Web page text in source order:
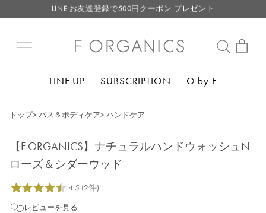
LINE お友達登録で500円クーポン プレゼント
【重要】F ORGANICS Websiteの統合に関するお知らせ
【重要】お盆期間中のお問い合わせと商品配送に関しまして
LINE お友達登録で500円クーポン プレゼント
LINE UP SUBSCRIPTION O by F
トップ> バス＆ボディケア> ハンドケア
【F ORGANICS】ナチュラルハンドウォッシュN
ローズ＆シダーウッド
レビューを見る